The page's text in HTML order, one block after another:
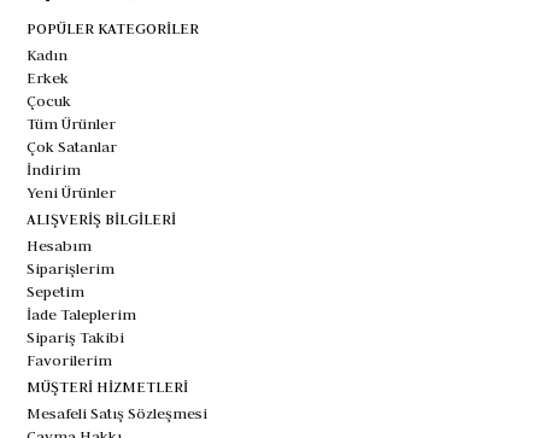
POPÜLER KATEGORİLER
Kadın
Erkek
Çocuk
Tüm Ürünler
Çok Satanlar
İndirim
Yeni Ürünler
ALIŞVERİŞ BİLGİLERİ
Hesabım
Siparişlerim
Sepetim
İade Taleplerim
Sipariş Takibi
Favorilerim
MÜŞTERİ HİZMETLERİ
Mesafeli Satış Sözleşmesi